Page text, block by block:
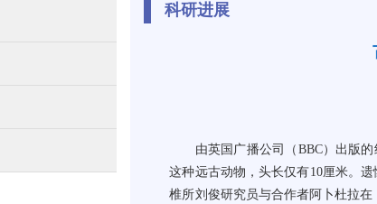
科研进展
由英国广播公司（ BBC）出版的
这种远古动物，头长仅有10厘米。遗
椎所刘俊研究员与合作者阿卜杜拉